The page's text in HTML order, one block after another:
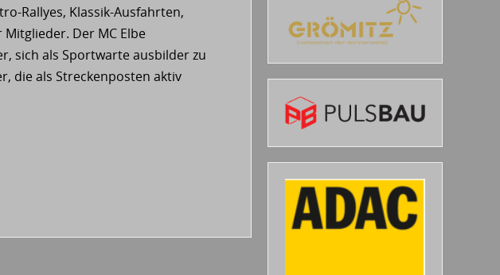
Rallyes, Klassik-Ausfahrten,
Der MC Elbe
sich als Sportwarte ausbilder zu
die als Streckenposten aktiv